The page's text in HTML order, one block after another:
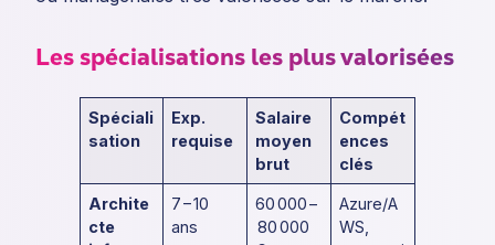
Les spécialisations les plus valorisées
Spéciali
sation
Exp.
requise
Salaire
moyen
brut
Compét
ences
clés
Archite
cte
7 – 10
ans
60 000 –
80 000
Azure/A
WS,